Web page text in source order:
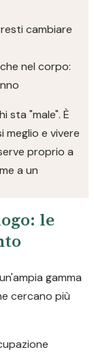
cambiare
nel corpo:
sta "male". È
e vivere
proprio a
a un
le
gamma
cercano più